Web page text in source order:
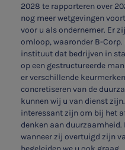
2028 te rapporteren over
nog meer wetgevingen
voor u als ondernemer. Er
omloop, waaronder B-
instituut dat bedrijven in
op een gestructureerde
er verschillende
concretiseren van de
kunnen wij u van dienst
interessant zijn om bij het
denken aan
wanneer zij overtuigd zijn